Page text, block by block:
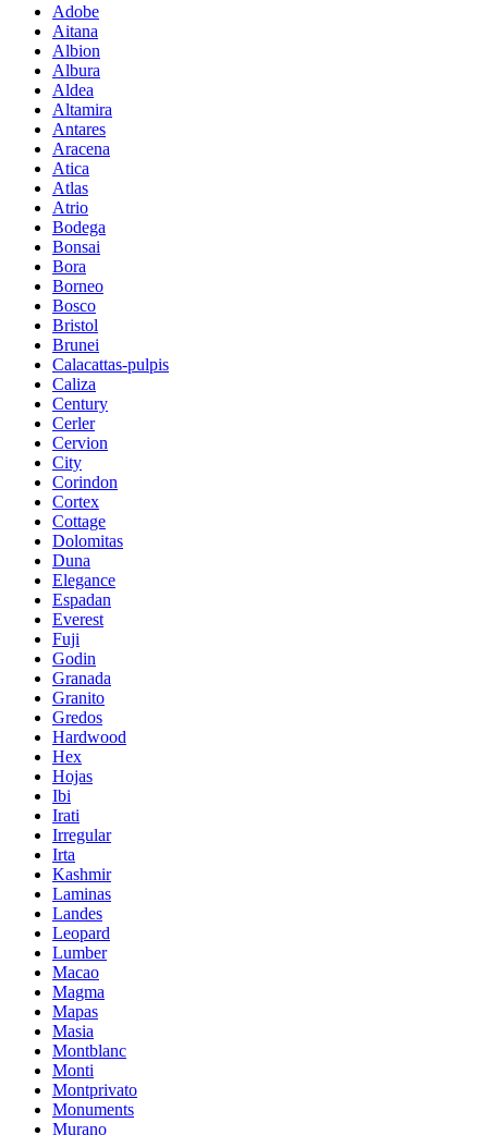
Adobe
Aitana
Albion
Albura
Aldea
Altamira
Antares
Aracena
Atica
Atlas
Atrio
Bodega
Bonsai
Bora
Borneo
Bosco
Bristol
Brunei
Calacattas-pulpis
Caliza
Century
Cerler
Cervion
City
Corindon
Cortex
Cottage
Dolomitas
Duna
Elegance
Espadan
Everest
Fuji
Godin
Granada
Granito
Gredos
Hardwood
Hex
Hojas
Ibi
Irati
Irregular
Irta
Kashmir
Laminas
Landes
Leopard
Lumber
Macao
Magma
Mapas
Masia
Montblanc
Monti
Montprivato
Monuments
Murano